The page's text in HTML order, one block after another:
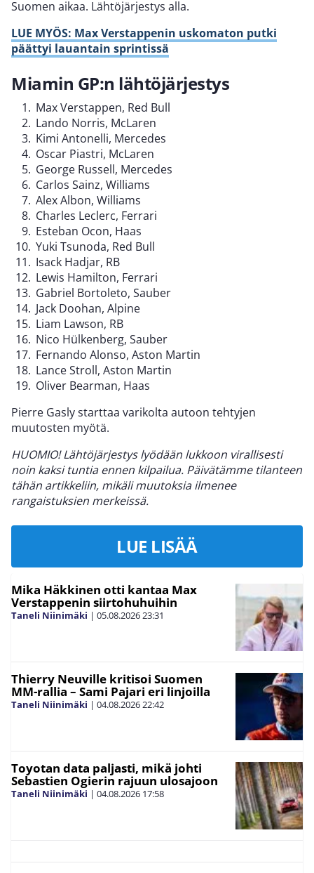
Suomen aikaa. Lähtöjärjestys alla.
LUE MYÖS: Max Verstappenin uskomaton putki
päättyi lauantain sprintissä
Miamin GP:n lähtöjärjestys
Max Verstappen, Red Bull
Lando Norris, McLaren
Kimi Antonelli, Mercedes
Oscar Piastri, McLaren
George Russell, Mercedes
Carlos Sainz, Williams
Alex Albon, Williams
Charles Leclerc, Ferrari
Esteban Ocon, Haas
Yuki Tsunoda, Red Bull
Isack Hadjar, RB
Lewis Hamilton, Ferrari
Gabriel Bortoleto, Sauber
Jack Doohan, Alpine
Liam Lawson, RB
Nico Hülkenberg, Sauber
Fernando Alonso, Aston Martin
Lance Stroll, Aston Martin
Oliver Bearman, Haas
Pierre Gasly starttaa varikolta autoon tehtyjen
muutosten myötä.
HUOMIO! Lähtöjärjestys lyödään lukkoon virallisesti
noin kaksi tuntia ennen kilpailua. Päivätämme tilanteen
tähän artikkeliin, mikäli muutoksia ilmenee
rangaistuksien merkeissä.
LUE LISÄÄ
Mika Häkkinen otti kantaa Max
Verstappenin siirtohuhuihin
Taneli Niinimäki | 05.08.202623:31
Thierry Neuville kritisoi Suomen
MM-rallia – Sami Pajari eri linjoilla
Taneli Niinimäki | 04.08.202622:42
Toyotan data paljasti, mikä johti
Sebastien Ogierin rajuun ulosajoon
Taneli Niinimäki | 04.08.2026 17:58